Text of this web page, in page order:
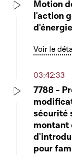
Motion
l'action
Voir le
03:42:33
7788 -
sécurité
montant
pour